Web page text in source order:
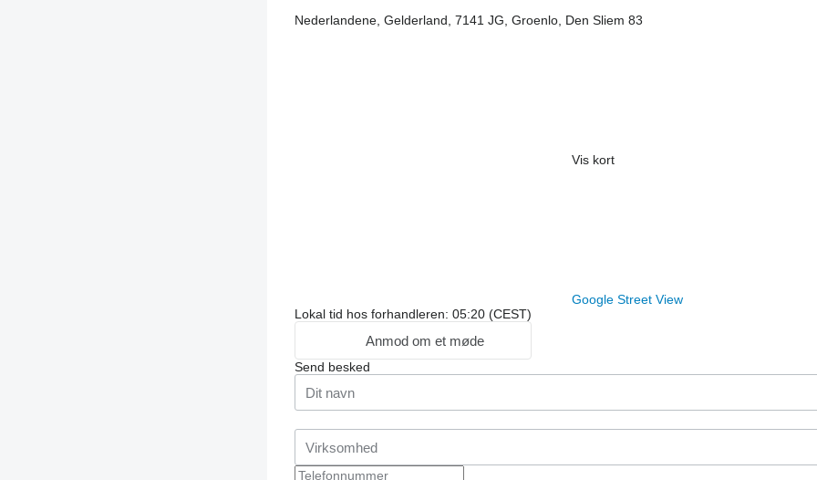
Nederlandene, Gelderland, 7141 JG, Groenlo, Den Sliem 83
Vis kort
Google Street View
Lokal tid hos forhandleren: 05:20 (CEST)
Anmod om et møde
Send besked